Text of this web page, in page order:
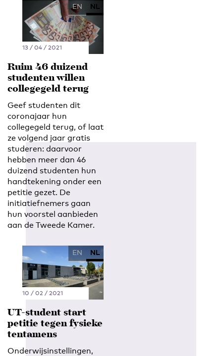
EN NL
13 / 04 / 2021
Ruim 46 duizend
studenten willen
collegegeld terug
Geef studenten dit
coronajaar hun
collegegeld terug, of laat
ze volgend jaar gratis
studeren: daarvoor
hebben meer dan 46
duizend studenten hun
handtekening onder een
petitie gezet. De
initiatiefnemers gaan
hun voorstel aanbieden
aan de Tweede Kamer.
EN NL
10 / 02 / 2021
UT-student start
petitie tegen fysieke
tentamens
Onderwijsinstellingen,